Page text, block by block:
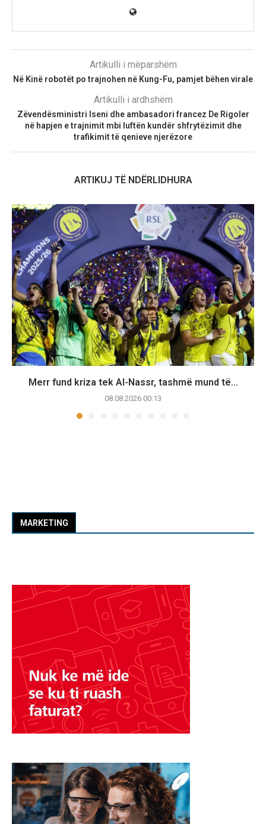
Artikulli i mëparshëm
Në Kinë robotët po trajnohen në Kung-Fu, pamjet bëhen virale
Artikulli i ardhshëm
Zëvendësministri Iseni dhe ambasadori francez De Rigoler
në hapjen e trajnimit mbi luftën kundër shfrytëzimit dhe
trafikimit të qenieve njerëzore
ARTIKUJ TË NDËRLIDHURA
Merr fund kriza tek Al-Nassr, tashmë mund të...
08.08.2026 00:13
MARKETING